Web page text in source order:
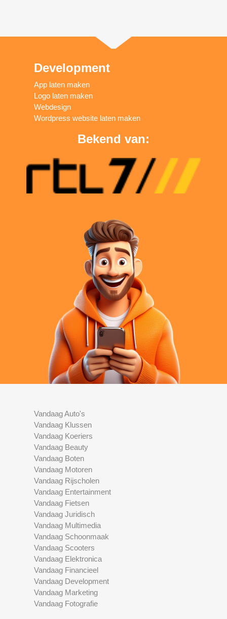
Development
App laten maken
Logo laten maken
Webdesign
Wordpress website laten maken
Bekend van:
Vandaag Auto's
Vandaag Klussen
Vandaag Koeriers
Vandaag Beauty
Vandaag Boten
Vandaag Motoren
Vandaag Rijscholen
Vandaag Entertainment
Vandaag Fietsen
Vandaag Juridisch
Vandaag Multimedia
Vandaag Schoonmaak
Vandaag Scooters
Vandaag Elektronica
Vandaag Financieel
Vandaag Development
Vandaag Marketing
Vandaag Fotografie